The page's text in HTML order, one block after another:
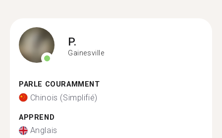
P.
Gainesville
PARLE COURAMMENT
Chinois (Simplifié)
APPREND
Anglais